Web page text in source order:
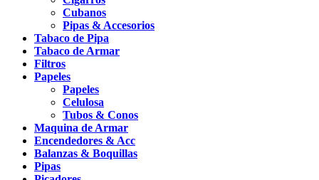
Cubanos
Pipas & Accesorios
Tabaco de Pipa
Tabaco de Armar
Filtros
Papeles
Papeles
Celulosa
Tubos & Conos
Maquina de Armar
Encendedores & Acc
Balanzas & Boquillas
Pipas